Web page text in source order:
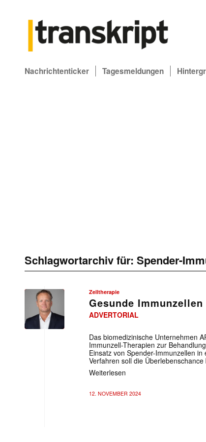
Nachrichtenticker Tagesmeldungen
Schlagwortarchiv für: Spender-
Zelltherapie
Gesunde
ADVERTORIAL
Das biomedizinische Unternehmen
Immunzell-Therapien zur
Einsatz von Spender-Immunzellen
Verfahren soll die
Weiterlesen
12. NOVEMBER 2024